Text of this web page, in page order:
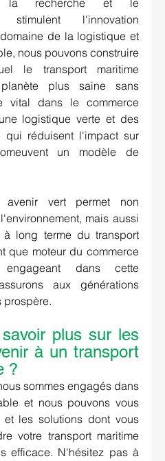
la recherche et le
stimulent l'innovation
de la logistique et
nous pouvons construire
le transport maritime
plus saine sans
vital dans le commerce
logistique verte et des
qui réduisent l'impact sur
un modèle de
vert permet non
mais aussi
long terme du transport
que moteur du commerce
dans cette
aux générations
prospère.
plus sur les
à un transport
?
sommes engagés dans
et nous pouvons vous
et les solutions dont vous
votre transport maritime
efficace. N'hésitez pas à